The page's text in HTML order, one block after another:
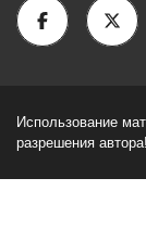
Использование
разрешения